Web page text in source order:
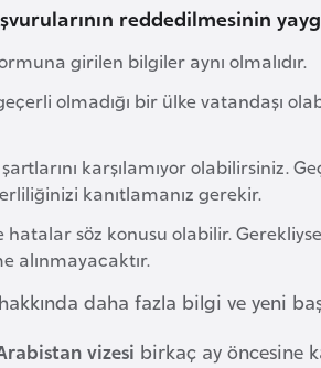
reddedilmesinin
girilen bilgiler aynı olmalıdır.
olmadığı bir ülke vatandaşı
karşılamıyor olabilirsiniz.
kanıtlamanız gerekir.
hatalar söz konusu olabilir.
alınmayacaktır.
hakkında daha fazla bilgi ve yeni
vizesi birkaç ay öncesine